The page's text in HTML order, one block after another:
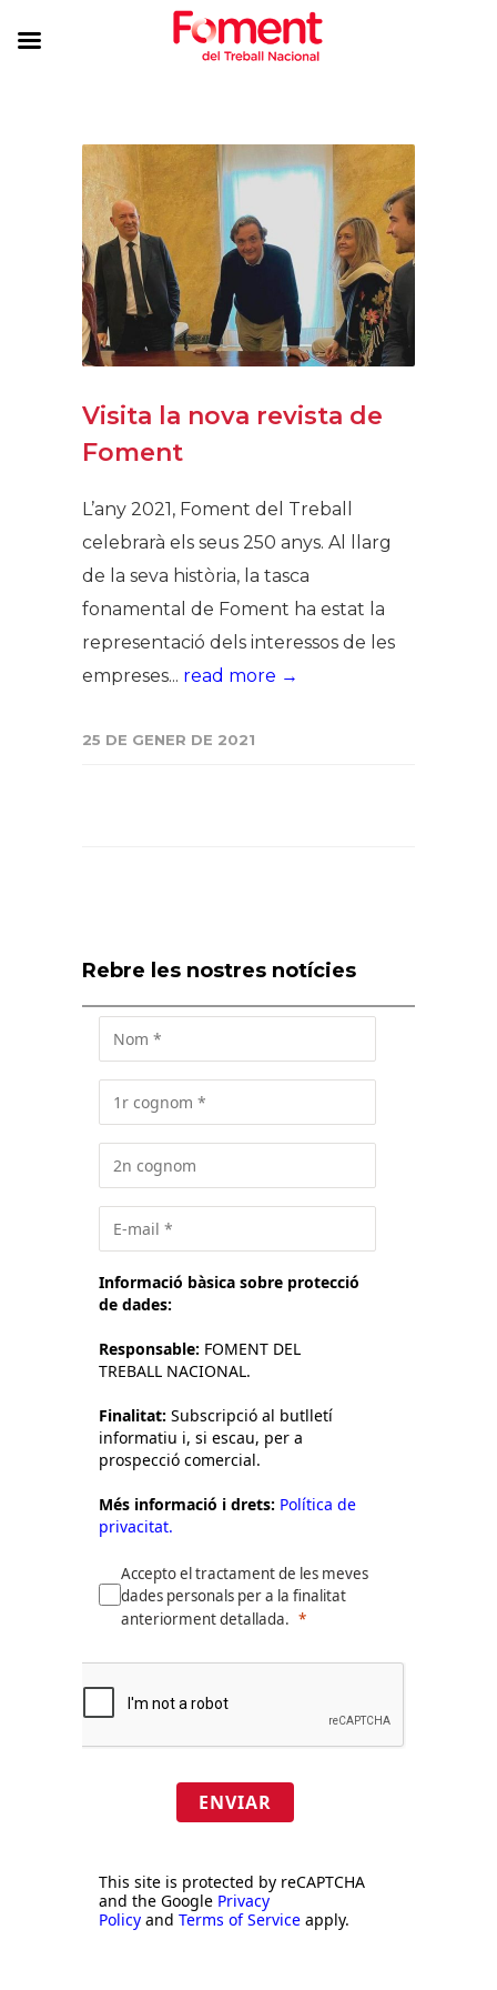
Visita la nova revista de
Foment
L’any 2021, Foment del Treball
celebrarà els seus 250 anys. Al llarg
de la seva història, la tasca
fonamental de Foment ha estat la
representació dels interessos de les
empreses... read more →
25 DE GENER DE 2021
Rebre les nostres notícies
Informació bàsica sobre protecció
de dades:
Responsable: FOMENT DEL
TREBALL NACIONAL.
Finalitat: Subscripció al butlletí
informatiu i, si escau, per a
prospecció comercial.
Més informació i drets: Política de
privacitat.
Accepto el tractament de les meves
dades personals per a la finalitat
anteriorment detallada.
ENVIAR
This site is protected by reCAPTCHA
and the Google Privacy
Policy and Terms of Service apply.